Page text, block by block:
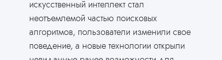
искусственный интеллект стал
неотъемлемой частью поисковых
алгоритмов, пользователи изменили свое
поведение, а новые технологии открыли